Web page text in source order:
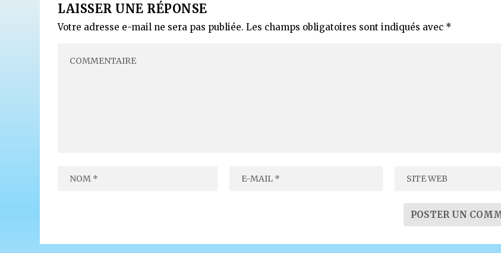
LAISSER UNE RÉPONSE
Votre adresse e-mail ne sera pas publiée. Les champs obligatoires sont indiqués avec *